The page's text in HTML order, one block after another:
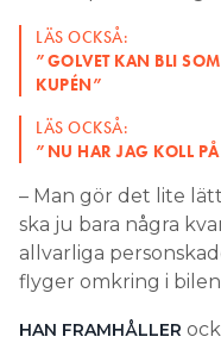
LÄS OCKSÅ:
”GOLVET KAN BLI
KUPÉN”
LÄS OCKSÅ:
”NU HAR JAG KOLL
– Man gör det lite
ska ju bara några
allvarliga
flyger omkring i
HAN FRAMHÅLLER